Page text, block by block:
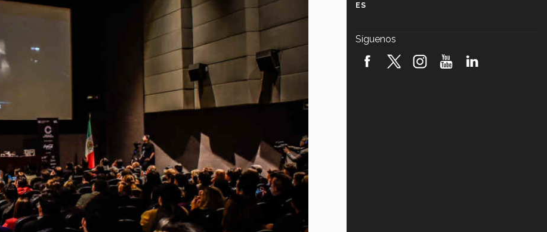
robótica FIRST 2026! (video)
ES
Síguenos